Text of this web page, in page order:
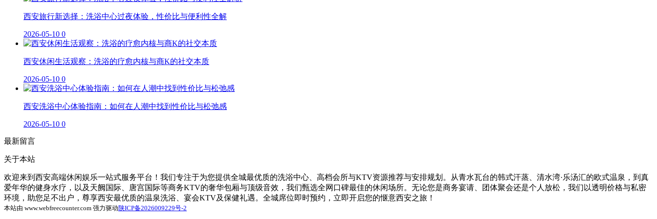
西安旅行新选择：洗浴中心过夜体验，性价比与便利性全解
2026-05-10 0
西安休闲生活观察：洗浴的疗愈内核与商K的社交本质
2026-05-10 0
西安洗浴中心体验指南：如何在人潮中找到性价比与松弛感
2026-05-10 0
最新留言
关于本站
欢迎来到西安高端休闲娱乐一站式服务平台！我们专注于为您提供全城最优质的洗浴中心、高档会所与KTV资源推荐与安排规划。从青水瓦台的韩式汗蒸、清水湾·乐汤汇的欧式温泉，到真
爱年华的健身水疗，以及天阙国际、唐宫国际等商务KTV的奢华包厢与顶级音效，我们甄选全网口碑最佳的休闲场所。无论您是商务宴请、团体聚会还是个人放松，我们以透明价格与私密
环境，助您足不出户，尊享西安最优质的温泉洗浴、宴会KTV及保健礼遇。全城席位即时预约，立即开启您的惬意西安之旅！
本站由 www.webfreecounter.com 强力驱动陕ICP备2026009229号-2